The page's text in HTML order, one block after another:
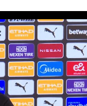
ယ့် အခုအချိန်မှာ ဒီဘ
မန်စီးတီးနည်းပြ
သင်းဟာ
စားရဖို့ရှိနေပြီး
အသင်းရဲ့နောက်ဆုံး
မှာဖြစ်တယ်လို့
းခဲ့ပါသေးတယ်။